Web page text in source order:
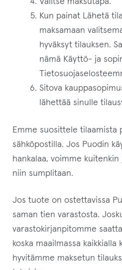
Kun painat Lähetä
maksamaan
hyväksyt tilauksen.
nämä Käyttö- ja
Sitova
lähettää sinulle
Emme suosittele tilaamista
sähköpostilla. Jos Puodin
hankalaa, voimme
niin sumplitaan.
Jos tuote on ostettavissa
saman tien varastosta.
varastokirjanpitomme
koska maailmassa kaikkialla
hyvitämme maksetun